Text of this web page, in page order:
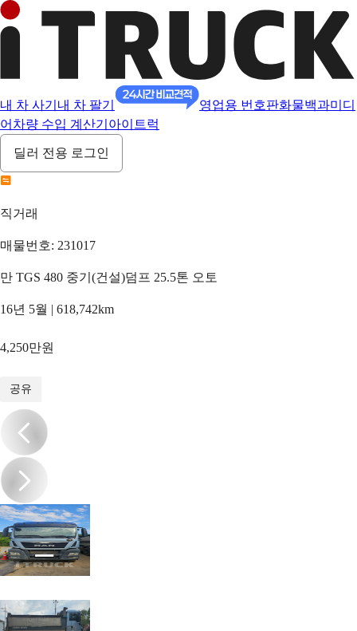
내 차 사기 내 차 팔기 영업용 번호판화물백과미디
어 차량 수입 계산기 아이트럭
딜러 전용 로그인
직거래
매물번호: 231017
만 TGS 480 중기(건설)덤프 25.5톤 오토
16년 5월 | 618,742km
4,250만원
공유
/6